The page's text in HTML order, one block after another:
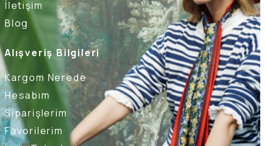
İletişim
Blog
Alışveriş Bilgileri
Kargom Nerede
Hesabım
Siparişlerim
Favorilerim